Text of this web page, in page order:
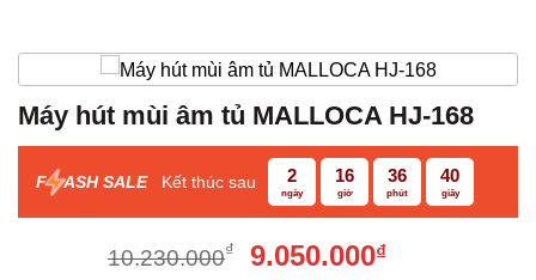
Máy hút mùi âm tủ MALLOCA HJ-168
F ASH SALE Kết thúc sau 2
ngày
16
giờ
36
phút
39
giây
10.230.000₫
Giá
9.050.000₫Giá